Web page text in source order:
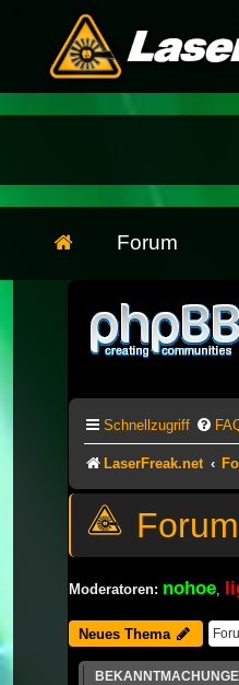
Forum
Schnellzugriff
LaserFreak.net
Moderatoren: nohoe
Neues Thema